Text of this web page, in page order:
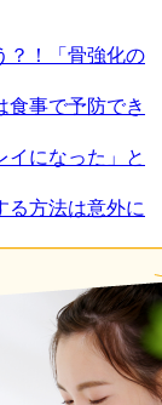
？！「骨強化の
食事で予防でき
イになった」と
る方法は意外に